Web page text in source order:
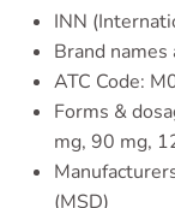
INN
Brand
ATC Code:
Forms &
mg, 90 mg,
(MSD)